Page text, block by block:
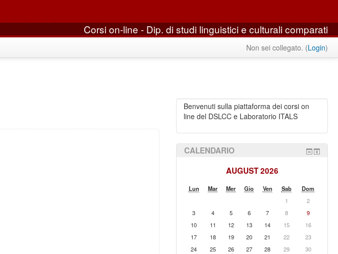
Corsi on-line - Dip. di studi linguistici e culturali comparati
Non sei collegato. (Login)
Benvenuti sulla piattaforma dei corsi on
line del DSLCC e Laboratorio ITALS
CALENDARIO
AUGUST 2026
Lun Mar Mer Gio Ven Sab
Dom
1
2
3
4 5 6 7 8
9
10
11 12 13 14 15
16
17
18 19 20 21 22
23
24
25 26 27 28 29
30